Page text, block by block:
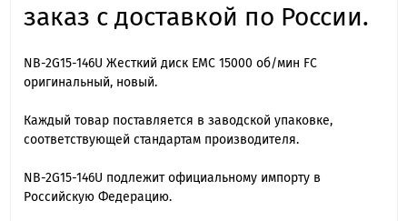
заказ с доставкой по России.
NB-2G15-146U Жесткий диск EMC 15000 об/мин FC
оригинальный, новый.
Каждый товар поставляется в заводской упаковке,
соответствующей стандартам производителя.
NB-2G15-146U подлежит официальному импорту в
Российскую Федерацию.